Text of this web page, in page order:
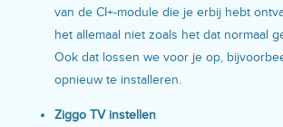
van de CI+-module die je erbij hebt
het allemaal niet zoals het dat normaal
Ook dat lossen we voor je op,
opnieuw te installeren.
Ziggo TV instellen